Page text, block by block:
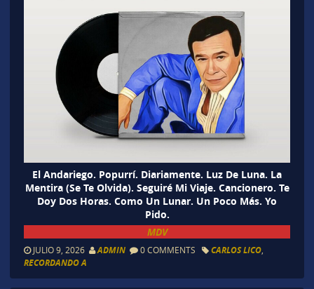
El Andariego. Popurrí. Diariamente. Luz De Luna. La
Mentira (Se Te Olvida). Seguiré Mi Viaje. Cancionero. Te
Doy Dos Horas. Como Un Lunar. Un Poco Más. Yo
Pido.
MDV
JULIO 9, 2026 ADMIN 0 COMMENTS CARLOS LICO,
RECORDANDO A